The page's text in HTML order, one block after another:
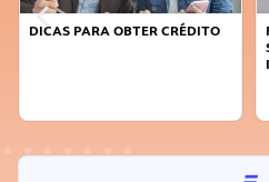
DICAS PARA OBTER CRÉDITO